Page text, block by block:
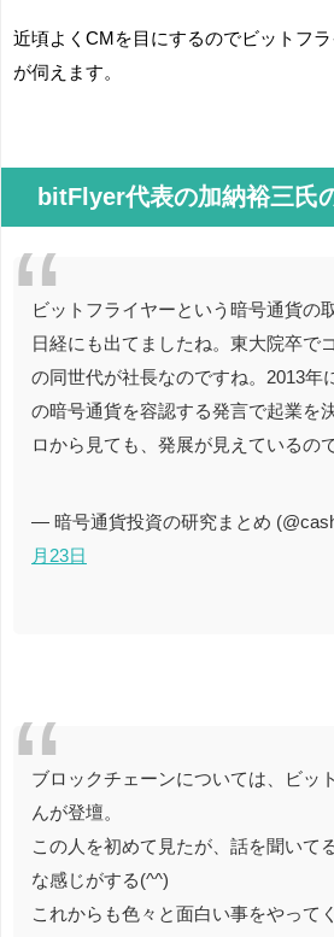
近頃よくCMを目にするのでビットフ
が伺えます。
bitFlyer代表の加納裕三氏
ビットフライヤーという暗号通貨の
日経にも出てましたね。東大院卒で
の同世代が社長なのですね。2013年
の暗号通貨を容認する発言で起業を
ロから見ても、発展が見えているの
— 暗号通貨投資の研究まとめ
月23日
ブロックチェーンについては、ビッ
んが登壇。
この人を初めて見たが、話を聞いて
な感じがする(^^)
これからも色々と面白い事をやって